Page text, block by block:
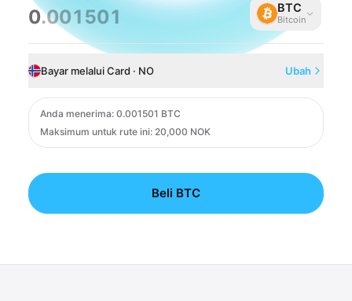
0.001501 BTC
Bitcoin
Bayar melalui Card · NO Ubah
Anda menerima: 0.001501 BTC
Maksimum untuk rute ini: 20,000 NOK
Card
Beli BTC